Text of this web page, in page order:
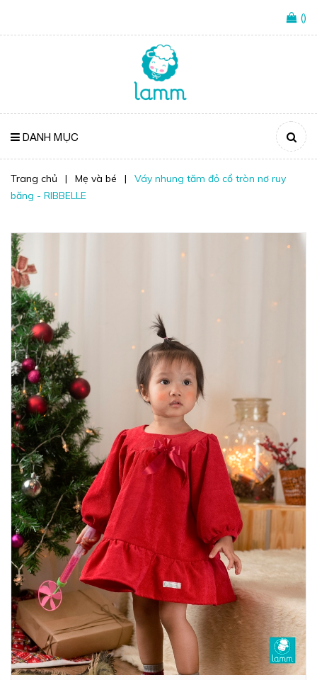
()
DANH MỤC
Trang chủ | Mẹ và bé |
Váy nhung tăm đỏ cổ tròn nơ ruy
băng - RIBBELLE